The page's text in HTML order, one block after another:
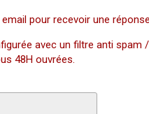
pour recevoir une
avec un filtre anti
48H ouvrées.